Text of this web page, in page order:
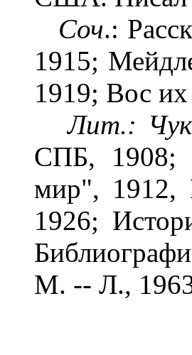
Соч.:
1915;
1919; Вос
Лит.:
СПБ, 1908;
мир",
1926;
М. -- Л.,